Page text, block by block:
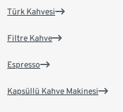
Türk Kahvesi
Filtre Kahve
Espresso
Kapsüllü Kahve Makinesi